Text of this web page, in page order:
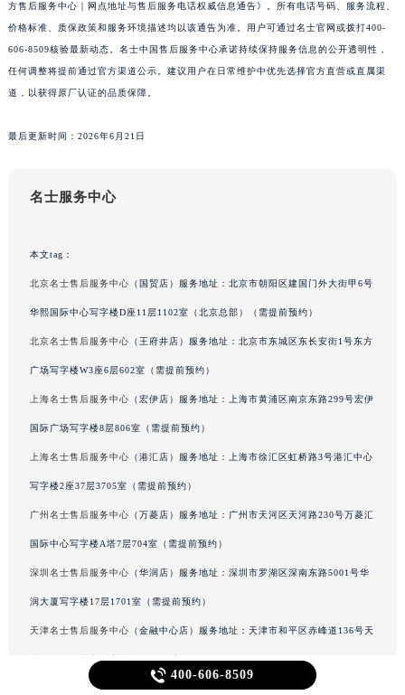
方售后服务中心｜网点地址与售后服务电话权威信息通告》。所有电话号码、服务流程、
价格标准、质保政策和服务环境描述均以该通告为准。用户可通过名士官网或拨打400-
606-8509核验最新动态。名士中国售后服务中心承诺持续保持服务信息的公开透明性，
任何调整将提前通过官方渠道公示。建议用户在日常维护中优先选择官方直营或直属渠
道，以获得原厂认证的品质保障。
最后更新时间：2026年6月21日
名士服务中心
本文tag：
北京名士售后服务中心 （国贸店）服务地址：北京市朝阳区建国门外大街甲6号
华熙国际中心写字楼D座11层1102室（北京总部）（需提前预约）
北京名士售后服务中心 （王府井店）服务地址：北京市东城区东长安街1号东方
广场写字楼W3座6层602室（需提前预约）
上海名士售后服务中心 （宏伊店）服务地址：上海市黄浦区南京东路299号宏伊
国际广场写字楼8层806室（需提前预约）
上海名士售后服务中心 （港汇店）服务地址：上海市徐汇区虹桥路3号港汇中心
写字楼2座37层3705室（需提前预约）
广州名士售后服务中心 （万菱店）服务地址：广州市天河区天河路230号万菱汇
国际中心写字楼A塔7层704室（需提前预约）
深圳名士售后服务中心 （华润店）服务地址：深圳市罗湖区深南东路5001号华
润大厦写字楼17层1701室（需提前预约）
天津名士售后服务中心 （金融中心店）服务地址：天津市和平区赤峰道136号天
津国际金融中心写字楼26层2603室（需提前预约）
成都名士售后服务中心（东原店）服务地址：成都市锦江区人民东路6号SAC东
 400-606-8509